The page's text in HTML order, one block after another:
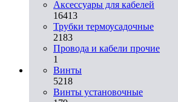
Аксессуары для кабелей
16413
Трубки термоусадочные
2183
Провода и кабели прочие
1
Винты
5218
Винты установочные